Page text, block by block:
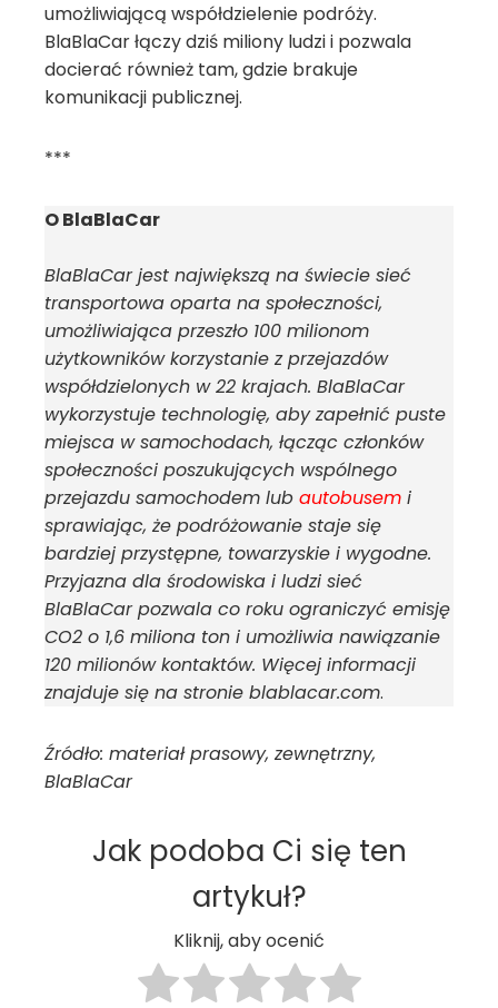
umożliwiającą współdzielenie podróży.
BlaBlaCar łączy dziś miliony ludzi i pozwala
docierać również tam, gdzie brakuje
komunikacji publicznej.
***
O BlaBlaCar
BlaBlaCar jest największą na świecie sieć
transportowa oparta na społeczności,
umożliwiająca przeszło 100 milionom
użytkowników korzystanie z przejazdów
współdzielonych w 22 krajach. BlaBlaCar
wykorzystuje technologię, aby zapełnić puste
miejsca w samochodach, łącząc członków
społeczności poszukujących wspólnego
przejazdu samochodem lub autobusem i
sprawiając, że podróżowanie staje się
bardziej przystępne, towarzyskie i wygodne.
Przyjazna dla środowiska i ludzi sieć
BlaBlaCar pozwala co roku ograniczyć emisję
CO2 o 1,6 miliona ton i umożliwia nawiązanie
120 milionów kontaktów. Więcej informacji
znajduje się na stronie blablacar.com.
Źródło: materiał prasowy, zewnętrzny,
BlaBlaCar
Jak podoba Ci się ten
artykuł?
Kliknij, aby ocenić